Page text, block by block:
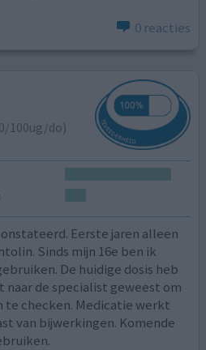
0 reacties
100ug/do)
Eerste jaren alleen
Sinds mijn 16e ben ik
De huidige dosis heb
naar de specialist geweest om
te checken. Medicatie werkt
van bijwerkingen. Komende